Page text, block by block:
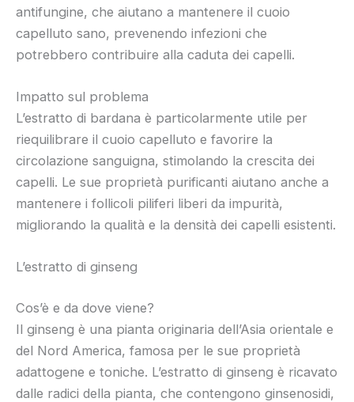
antifungine, che aiutano a mantenere il cuoio
capelluto sano, prevenendo infezioni che
potrebbero contribuire alla caduta dei capelli.
Impatto sul problema
L’estratto di bardana è particolarmente utile per
riequilibrare il cuoio capelluto e favorire la
circolazione sanguigna, stimolando la crescita dei
capelli. Le sue proprietà purificanti aiutano anche a
mantenere i follicoli piliferi liberi da impurità,
migliorando la qualità e la densità dei capelli esistenti.
L’estratto di ginseng
Cos’è e da dove viene?
Il ginseng è una pianta originaria dell’Asia orientale e
del Nord America, famosa per le sue proprietà
adattogene e toniche. L’estratto di ginseng è ricavato
dalle radici della pianta, che contengono ginsenosidi,